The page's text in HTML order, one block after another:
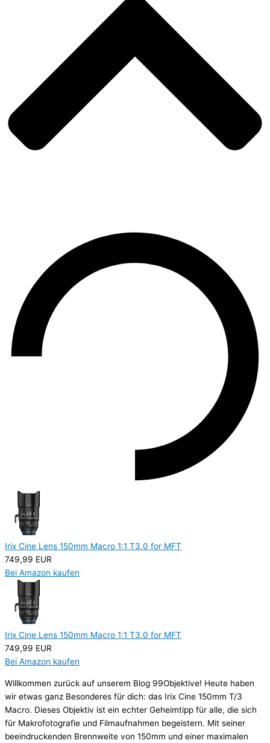
Irix Cine Lens 150mm Macro 1:1 T3.0 for MFT
749,99 EUR
Bei Amazon kaufen
Irix Cine Lens 150mm Macro 1:1 T3.0 for MFT
749,99 EUR
Bei Amazon kaufen
Willkommen zurück auf unserem Blog 99Objektive! Heute haben
wir etwas ganz Besonderes für dich: das Irix Cine 150mm T/3
Macro. Dieses Objektiv ist ein echter Geheimtipp für alle, die sich
für Makrofotografie und Filmaufnahmen begeistern. Mit seiner
beeindruckenden Brennweite von 150mm und einer maximalen